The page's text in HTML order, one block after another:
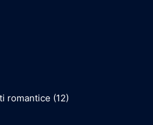
romantice (12)